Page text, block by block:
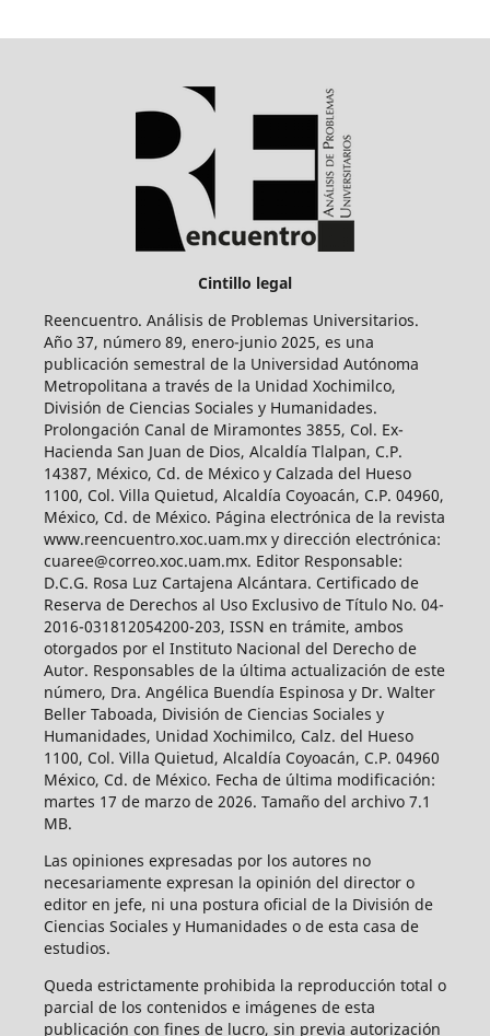
Cintillo legal
Reencuentro. Análisis de Problemas Universitarios.
Año 37, número 89, enero-junio 2025, es una
publicación semestral de la Universidad Autónoma
Metropolitana a través de la Unidad Xochimilco,
División de Ciencias Sociales y Humanidades.
Prolongación Canal de Miramontes 3855, Col. Ex-
Hacienda San Juan de Dios, Alcaldía Tlalpan, C.P.
14387, México, Cd. de México y Calzada del Hueso
1100, Col. Villa Quietud, Alcaldía Coyoacán, C.P. 04960,
México, Cd. de México. Página electrónica de la revista
www.reencuentro.xoc.uam.mx y dirección electrónica:
cuaree@correo.xoc.uam.mx. Editor Responsable:
D.C.G. Rosa Luz Cartajena Alcántara. Certificado de
Reserva de Derechos al Uso Exclusivo de Título No. 04-
2016-031812054200-203, ISSN en trámite, ambos
otorgados por el Instituto Nacional del Derecho de
Autor. Responsables de la última actualización de este
número, Dra. Angélica Buendía Espinosa y Dr. Walter
Beller Taboada, División de Ciencias Sociales y
Humanidades, Unidad Xochimilco, Calz. del Hueso
1100, Col. Villa Quietud, Alcaldía Coyoacán, C.P. 04960
México, Cd. de México. Fecha de última modificación:
martes 17 de marzo de 2026. Tamaño del archivo 7.1
MB.
Las opiniones expresadas por los autores no
necesariamente expresan la opinión del director o
editor en jefe, ni una postura oficial de la División de
Ciencias Sociales y Humanidades o de esta casa de
estudios.
Queda estrictamente prohibida la reproducción total o
parcial de los contenidos e imágenes de esta
publicación con fines de lucro, sin previa autorización